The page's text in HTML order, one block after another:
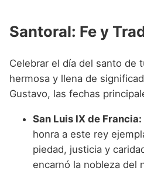
Santoral: Fe y
Celebrar el día del santo de
hermosa y llena de
Gustavo, las fechas
San Luis IX de Francia:
honra a este rey
piedad, justicia y
encarnó la nobleza del